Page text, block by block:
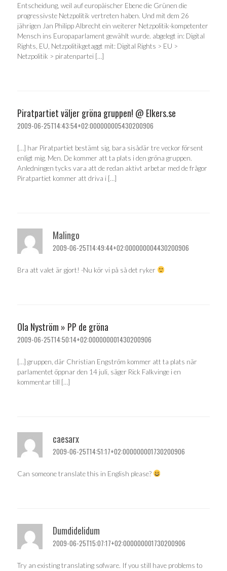
Entscheidung, weil auf europäischer Ebene die Grünen die
progressivste Netzpolitik vertreten haben. Und mit dem 26
jährigen Jan Philipp Albrecht ein weiterer Netzpolitik-kompetenter
Mensch ins Europaparlament gewählt wurde. abgelegt in: Digital
Rights, EU, Netzpolitikgetaggt mit: Digital Rights > EU >
Netzpolitik > piratenpartei […]
Piratpartiet väljer gröna gruppen! @ Elkers.se
2009-06-25T14:43:54+02:000000005430200906
[…] har Piratpartiet bestämt sig, bara sisådär tre veckor försent
enligt mig. Men. De kommer att ta plats i den gröna gruppen.
Anledningen tycks vara att de redan aktivt arbetar med de frågor
Piratpartiet kommer att driva i […]
Malingo
2009-06-25T14:49:44+02:000000004430200906
Bra att valet är gjort! -Nu kör vi på så det ryker
Ola Nyström » PP de gröna
2009-06-25T14:50:14+02:000000001430200906
[…] gruppen, där Christian Engström kommer att ta plats när
parlamentet öppnar den 14 juli, säger Rick Falkvinge i en
kommentar till […]
caesarx
2009-06-25T14:51:17+02:000000001730200906
Can someone translate this in English please?
Dumdidelidum
2009-06-25T15:07:17+02:000000001730200906
Try an existing translating sofware. If you still have problems to